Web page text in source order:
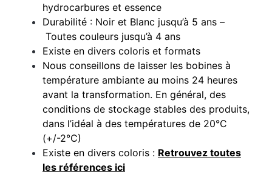
hydrocarbures et essence
Durabilité : Noir et Blanc jusqu’à 5 ans –
Toutes couleurs jusqu’à 4 ans
Existe en divers coloris et formats
Nous conseillons de laisser les bobines à
température ambiante au moins 24 heures
avant la transformation. En général, des
conditions de stockage stables des produits,
dans l’idéal à des températures de 20°C
(+/-2°C)
Existe en divers coloris : Retrouvez toutes
les références ici